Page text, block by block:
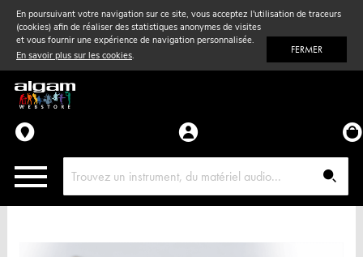
En poursuivant votre navigation sur ce site, vous acceptez l'utilisation de traceurs
(cookies) afin de réaliser des statistiques anonymes de visites
et vous fournir une expérience de navigation personnalisée.
En savoir plus sur les cookies. FERMER
Vent& Violon
Accessoires
Pièces détachées